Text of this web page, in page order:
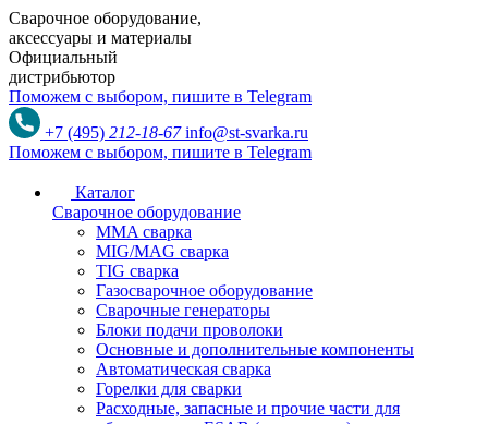
Сварочное оборудование,
аксессуары и материалы
Официальный
дистрибьютор
Поможем с выбором, пишите в Telegram
+7 (495) 212-18-67 info@st-svarka.ru
Поможем с выбором, пишите в Telegram
Каталог
Сварочное оборудование
MMA сварка
MIG/MAG сварка
TIG сварка
Газосварочное оборудование
Сварочные генераторы
Блоки подачи проволоки
Основные и дополнительные компоненты
Автоматическая сварка
Горелки для сварки
Расходные, запасные и прочие части для